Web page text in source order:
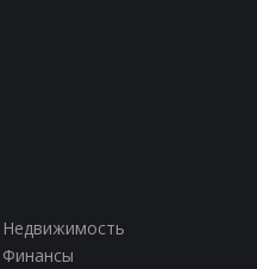
Недвижимость
Финансы